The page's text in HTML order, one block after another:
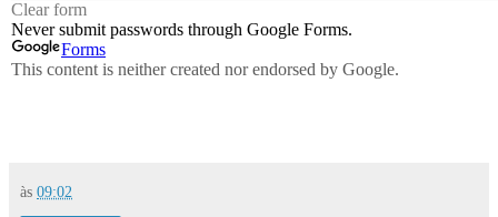
às 09:02